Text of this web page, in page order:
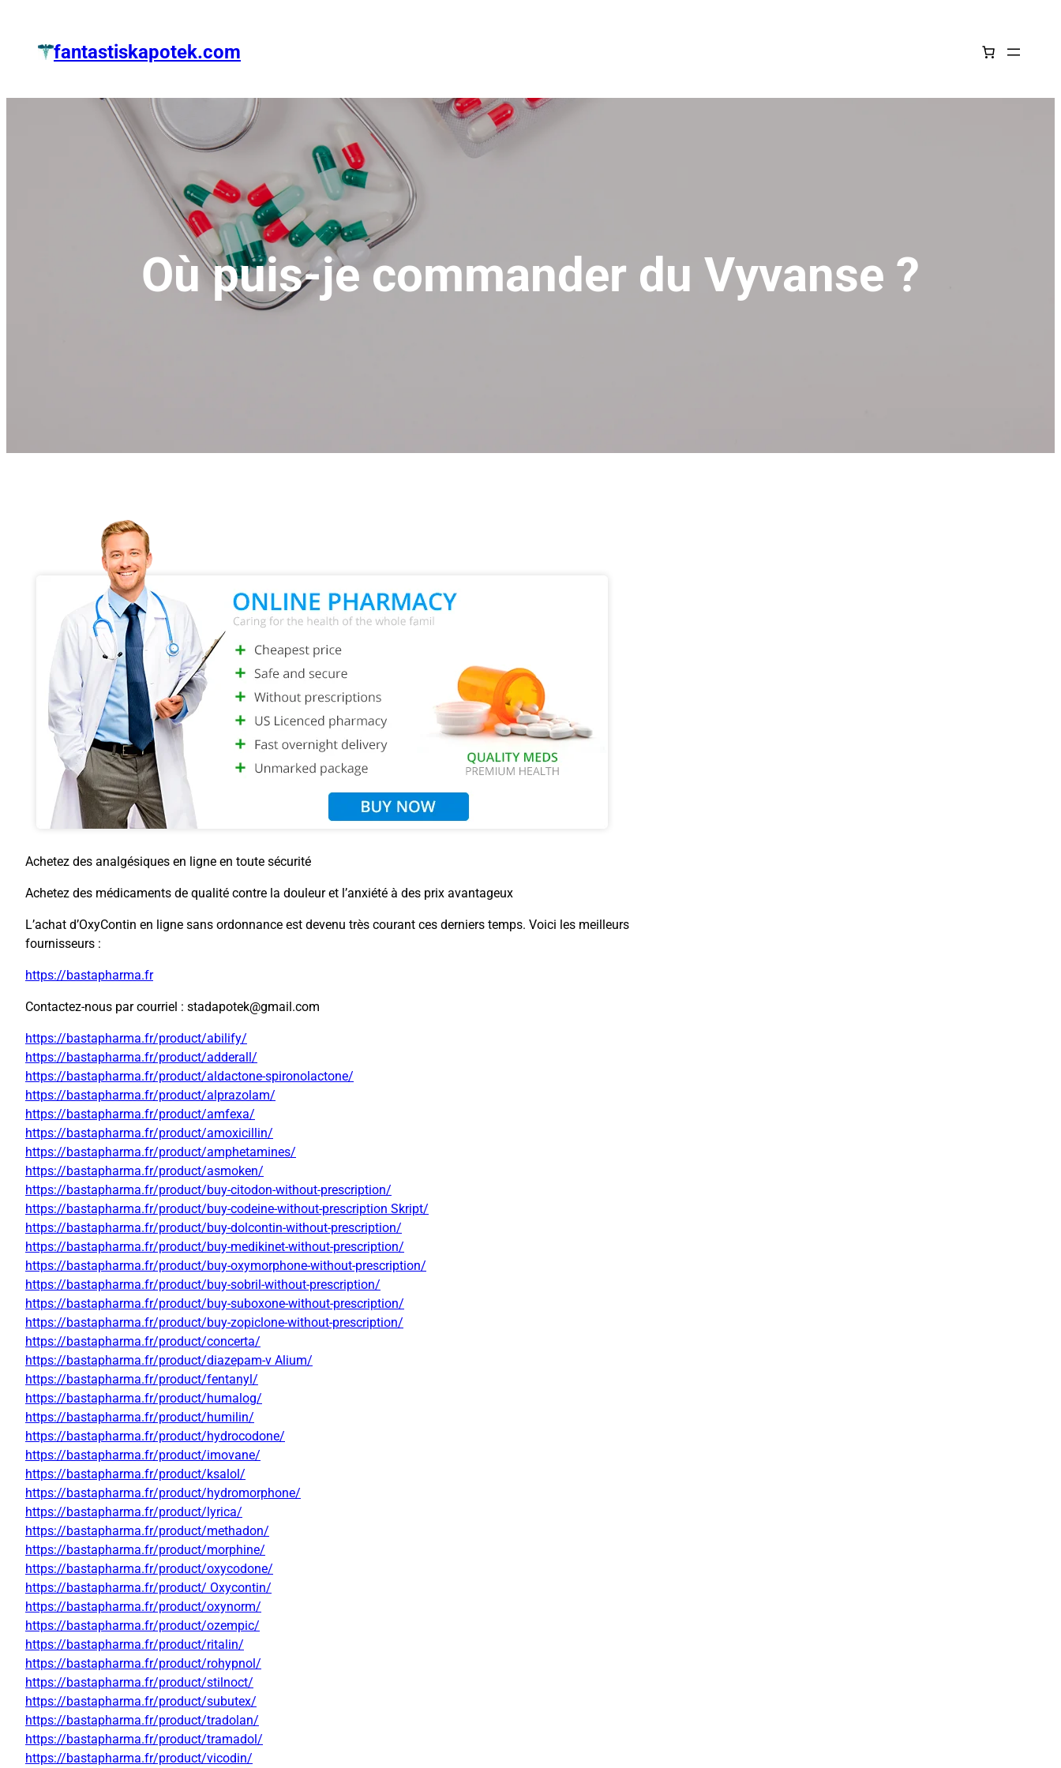
springenfantastiskapotek.com
Où puis-je commander du Vyvanse ?
Achetez des analgésiques en ligne en toute sécurité
Achetez des médicaments de qualité contre la douleur et l’anxiété à des prix avantageux
L’achat d’OxyContin en ligne sans ordonnance est devenu très courant ces derniers temps. Voici les meilleurs
fournisseurs :
https://bastapharma.fr
Contactez-nous par courriel : stadapotek@gmail.com
https://bastapharma.fr/product/abilify/
https://bastapharma.fr/product/adderall/
https://bastapharma.fr/product/aldactone-spironolactone/
https://bastapharma.fr/product/alprazolam/
https://bastapharma.fr/product/amfexa/
https://bastapharma.fr/product/amoxicillin/
https://bastapharma.fr/product/amphetamines/
https://bastapharma.fr/product/asmoken/
https://bastapharma.fr/product/buy-citodon-without-prescription/
https://bastapharma.fr/product/buy-codeine-without-prescription Skript/
https://bastapharma.fr/product/buy-dolcontin-without-prescription/
https://bastapharma.fr/product/buy-medikinet-without-prescription/
https://bastapharma.fr/product/buy-oxymorphone-without-prescription/
https://bastapharma.fr/product/buy-sobril-without-prescription/
https://bastapharma.fr/product/buy-suboxone-without-prescription/
https://bastapharma.fr/product/buy-zopiclone-without-prescription/
https://bastapharma.fr/product/concerta/
https://bastapharma.fr/product/diazepam-v Alium/
https://bastapharma.fr/product/fentanyl/
https://bastapharma.fr/product/humalog/
https://bastapharma.fr/product/humilin/
https://bastapharma.fr/product/hydrocodone/
https://bastapharma.fr/product/imovane/
https://bastapharma.fr/product/ksalol/
https://bastapharma.fr/product/hydromorphone/
https://bastapharma.fr/product/lyrica/
https://bastapharma.fr/product/methadon/
https://bastapharma.fr/product/morphine/
https://bastapharma.fr/product/oxycodone/
https://bastapharma.fr/product/ Oxycontin/
https://bastapharma.fr/product/oxynorm/
https://bastapharma.fr/product/ozempic/
https://bastapharma.fr/product/ritalin/
https://bastapharma.fr/product/rohypnol/
https://bastapharma.fr/product/stilnoct/
https://bastapharma.fr/product/subutex/
https://bastapharma.fr/product/tradolan/
https://bastapharma.fr/product/tramadol/
https://bastapharma.fr/product/vicodin/